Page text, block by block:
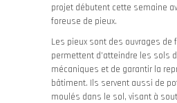
projet débutent cette semaine
foreuse de pieux.
Les pieux sont des ouvrages de
permettent d’atteindre les sols
mécaniques et de garantir la
bâtiment. Ils servent aussi de
moulés dans le sol, visant à